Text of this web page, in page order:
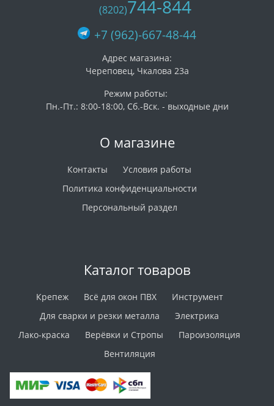
О магазине
Контакты
Условия работы
Политика конфиденциальности
Персональный раздел
Каталог товаров
Крепеж Всё для окон ПВХ
Инструмент
Для сварки и резки металла
Электрика
Лако-краска
Верёвки и Стропы
Пароизоляция
Вентиляция
(8202)744-844
+7 (962)-667-48-44
Адрес магазина:
Череповец, Чкалова 23а
Режим работы:
Пн.-Пт.: 8:00-18:00, Сб.-Вск. - выходные дни